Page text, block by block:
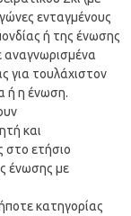
ενταγμένους
ή της ένωσης
για τουλάχιστον
ή η ένωση.
και
στο ετήσιο
ένωσης με
κατηγορίας